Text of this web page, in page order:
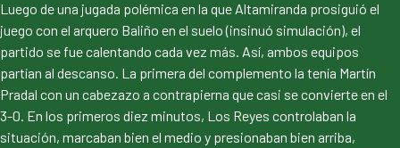
Luego de una jugada polémica en la que Altamiranda prosiguió el
juego con el arquero Baliño en el suelo (insinuó simulación), el
partido se fue calentando cada vez más. Así, ambos equipos
partían al descanso. La primera del complemento la tenía Martín
Pradal con un cabezazo a contrapierna que casi se convierte en el
3-0. En los primeros diez minutos, Los Reyes controlaban la
situación, marcaban bien el medio y presionaban bien arriba,